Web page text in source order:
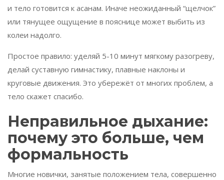
и тело готовится к асанам. Иначе неожиданный “щелчок”
или тянущее ощущение в пояснице может выбить из
колеи надолго.
Простое правило: уделяй 5-10 минут мягкому разогреву,
делай суставную гимнастику, плавные наклоны и
круговые движения. Это убережёт от многих проблем, а
тело скажет спасибо.
Неправильное дыхание:
почему это больше, чем
формальность
Многие новички, занятые положением тела, совершенно